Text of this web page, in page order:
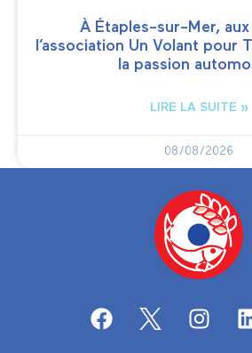
À Étaples-sur-Mer,
l’association Un Volant pour
la passion
LIRE LA SUITE »
08/08/2026